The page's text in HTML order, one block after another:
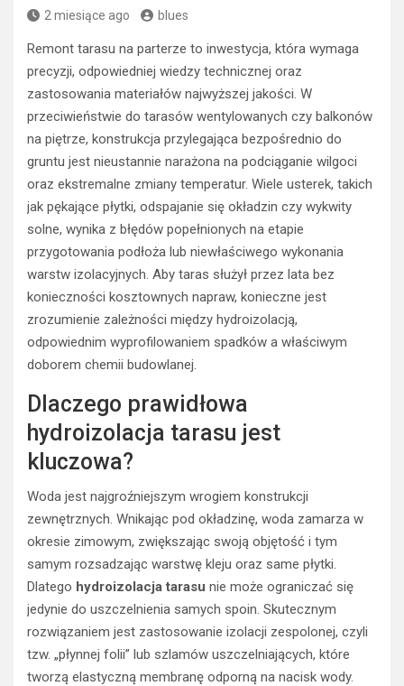
2 miesiące ago blues
Remont tarasu na parterze to inwestycja, która wymaga
precyzji, odpowiedniej wiedzy technicznej oraz
zastosowania materiałów najwyższej jakości. W
przeciwieństwie do tarasów wentylowanych czy balkonów
na piętrze, konstrukcja przylegająca bezpośrednio do
gruntu jest nieustannie narażona na podciąganie wilgoci
oraz ekstremalne zmiany temperatur. Wiele usterek, takich
jak pękające płytki, odspajanie się okładzin czy wykwity
solne, wynika z błędów popełnionych na etapie
przygotowania podłoża lub niewłaściwego wykonania
warstw izolacyjnych. Aby taras służył przez lata bez
konieczności kosztownych napraw, konieczne jest
zrozumienie zależności między hydroizolacją,
odpowiednim wyprofilowaniem spadków a właściwym
doborem chemii budowlanej.
Dlaczego prawidłowa
hydroizolacja tarasu jest
kluczowa?
Woda jest najgroźniejszym wrogiem konstrukcji
zewnętrznych. Wnikając pod okładzinę, woda zamarza w
okresie zimowym, zwiększając swoją objętość i tym
samym rozsadzając warstwę kleju oraz same płytki.
Dlatego hydroizolacja tarasu nie może ograniczać się
jedynie do uszczelnienia samych spoin. Skutecznym
rozwiązaniem jest zastosowanie izolacji zespolonej, czyli
tzw. „płynnej folii” lub szlamów uszczelniających, które
tworzą elastyczną membranę odporną na nacisk wody.